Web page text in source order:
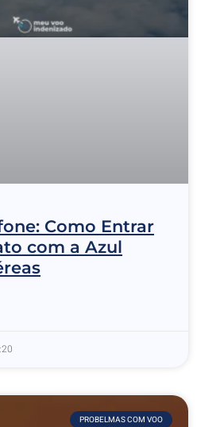
Como Entrar
com a Azul
PROBELMAS COM VOO